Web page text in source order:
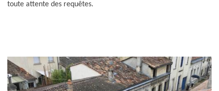
toute attente des requêtes.